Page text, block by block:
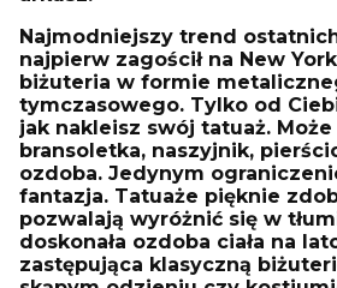
Najmodniejszy trend
najpierw zagościł na New
biżuteria w formie
tymczasowego. Tylko od
jak nakleisz swój tatuaż.
bransoletka, naszyjnik,
ozdoba. Jedynym
fantazja. Tatuaże pięknie
pozwalają wyróżnić się w
doskonała ozdoba ciała na
zastępująca klasyczną